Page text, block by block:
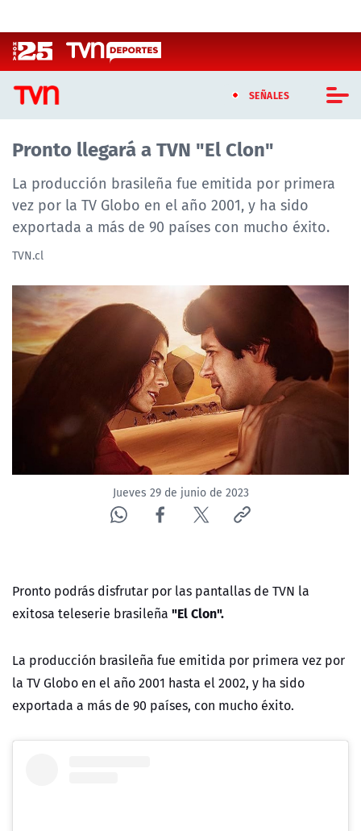
SEÑALES
CASTING MASTERCHEF CHILE
CASTING TVN VERTICAL
TVN VERTICAL
TVN PLAY
PROGRAMAS
TELESERIES
NTV
ACTUALIDAD Y TENDENCIAS
CORPORATIVO Y TRANSPARENCIA
CANAL DE DENUNCIAS
Pronto llegará a TVN "El Clon"
La producción brasileña fue emitida por primera
vez por la TV Globo en el año 2001, y ha sido
exportada a más de 90 países con mucho éxito.
TVN.cl
Jueves 29 de junio de 2023
Pronto podrás disfrutar por las pantallas de TVN la
exitosa teleserie brasileña "El Clon".
La producción brasileña fue emitida por primera vez por
la TV Globo en el año 2001 hasta el 2002, y ha sido
exportada a más de 90 países, con mucho éxito.